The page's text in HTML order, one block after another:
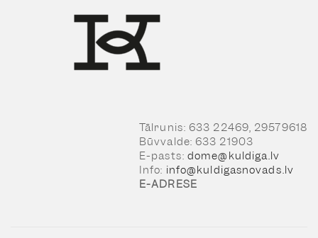
Tālrunis: 633 22469, 29579618
Būvvalde: 633 21903
E-pasts: dome@kuldiga.lv
Info: info@kuldigasnovads.lv
E-ADRESE